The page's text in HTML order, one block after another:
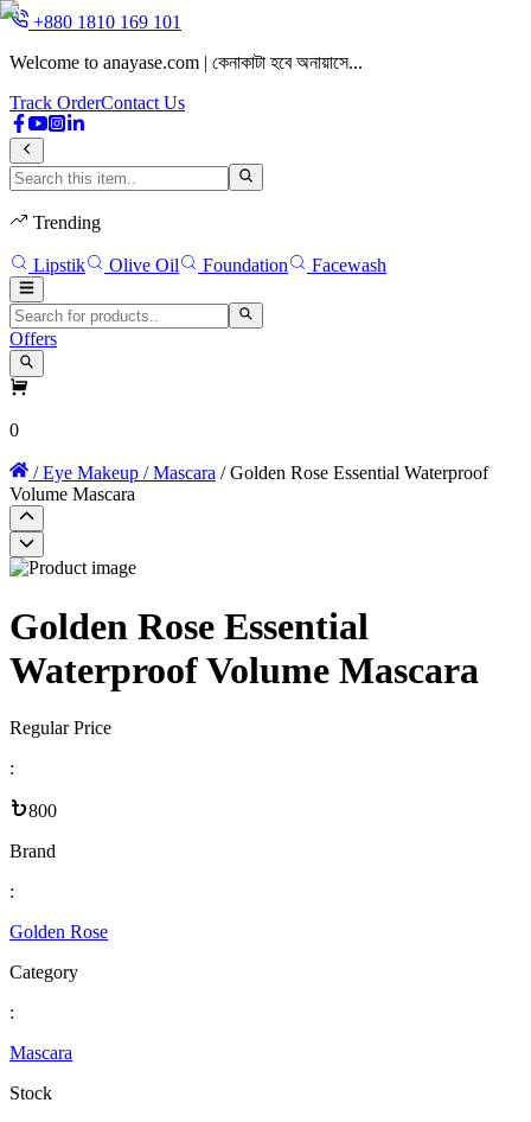
+880 1810 169 101
Welcome to anayase.com | কেনাকাটা হবে অনায়াসে...
Track OrderContact Us
Trending
Lipstik Olive Oil Foundation Facewash
Offers
0
/ Eye Makeup / Mascara / Golden Rose Essential Waterproof
Volume Mascara
Golden Rose Essential
Waterproof Volume Mascara
Regular Price
:
800
Brand
:
Golden Rose
Category
:
Mascara
Stock